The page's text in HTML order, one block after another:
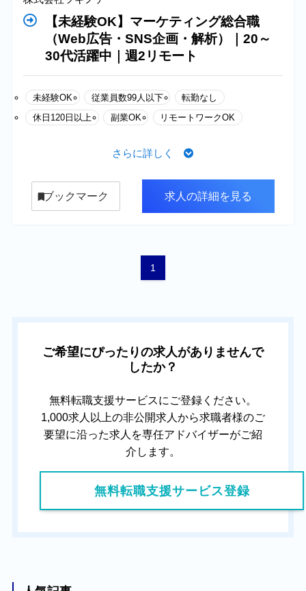
【未経験OK】マーケティング総合職
（Web広告・SNS企画・解析）｜20～
30代活躍中｜週2リモート
未経験OK 従業員数99人以下
転勤なし
休日120日以上
副業OK リモートワークOK
さらに詳しく
ブックマーク 求人の詳細を見る
1
ご希望にぴったりの求人がありませんで
したか？
無料転職支援サービスにご登録ください。
1,000求人以上の非公開求人から求職者様のご
要望に沿った求人を専任アドバイザーがご紹
介します。
無料転職支援サービス登録